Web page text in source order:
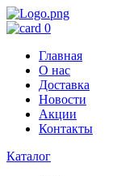
0
Главная
О нас
Доставка
Новости
Акции
Контакты
Каталог